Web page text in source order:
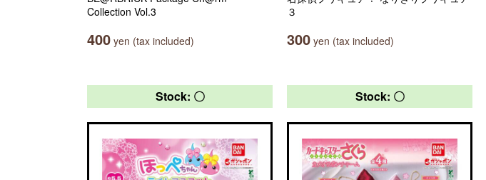
Collection Vol.3
400 yen (tax included)
３
300 yen (tax included)
Stock: 〇 Stock: 〇